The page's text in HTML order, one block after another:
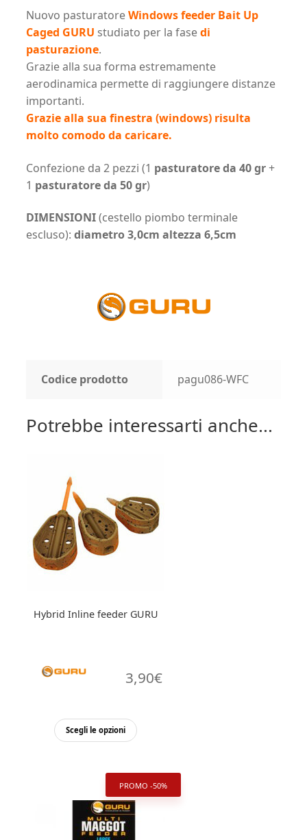
Nuovo pasturatoreWindows feeder Bait Up
Caged GURU studiato per la fasedi
pasturazione.
Grazie alla sua forma estremamente
aerodinamica permette di raggiungere distanze
importanti.
Grazie alla sua finestra (windows) risulta
molto comodo da caricare.
Confezione da 2 pezzi (1 pasturatore da 40 gr+
1 pasturatore da 50 gr)
DIMENSIONI(cestello piombo terminale
escluso): diametro 3,0cm altezza 6,5cm
Codice prodotto pagu086-WFC
Potrebbe interessarti anche...
Hybrid Inline feeder GURU
3,90€
Scegli le opzioni
Questo
più
varianti.
PROMO -50%